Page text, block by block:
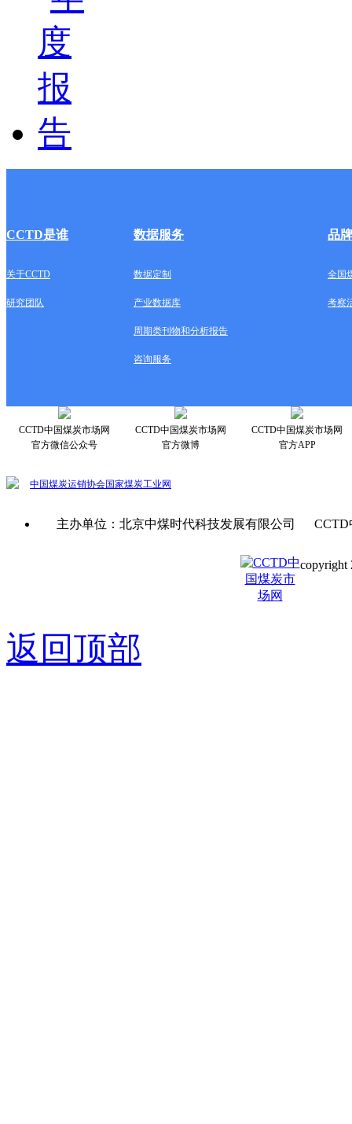
CCTD是谁 数据服务 品
关于CCTD 数据定制 全国
研究团队 产业数据库 考察
周期类刊物和分析报告
咨询服务
CCTD中国煤炭市场网
官方微信公众号
CCTD中国煤炭市场网
官方微博
CCTD中国煤炭市场网
官方APP
中国煤炭运销协会国家煤炭工业网
主办单位：北京中煤时代科技发展有限公司
copyright
返回顶部